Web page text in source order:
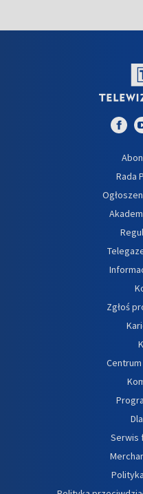
Rada
Zgłoś
Serwis